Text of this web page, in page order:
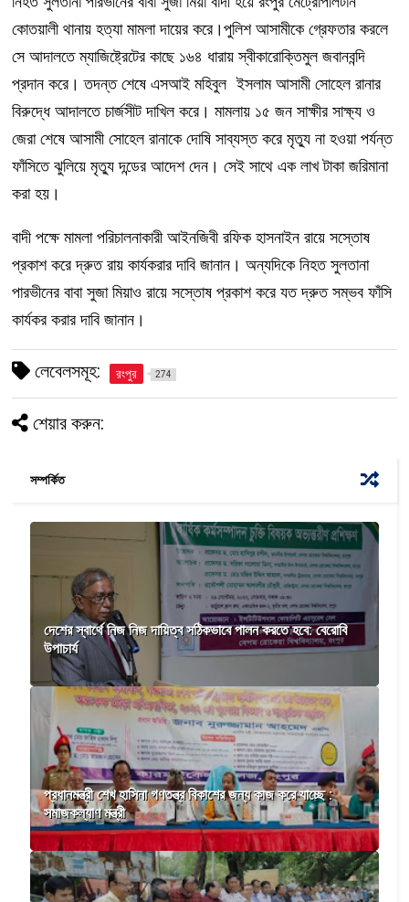
কোতয়ালী থানায় হত্যা মামলা দায়ের করে।পুলিশ আসামীকে গ্রেফতার করলে
সে আদালতে ম্যাজিষ্ট্রেটের কাছে ১৬৪ ধারায় স্বীকারোক্তিমুল জবানবন্দি
প্রদান করে। তদন্ত শেষে এসআই মহিবুল ইসলাম আসামী সোহেল রানার
বিরুদ্ধে আদালতে চার্জসীট দাখিল করে। মামলায় ১৫ জন সাক্ষীর সাক্ষ্য ও
জেরা শেষে আসামী সোহেল রানাকে দোষি সাব্যস্ত করে মৃত্যু না হওয়া পর্যন্ত
ফাঁসিতে ঝুলিয়ে মৃত্যু দন্ডের আদেশ দেন। সেই সাথে এক লাখ টাকা জরিমানা
করা হয়।
বাদী পক্ষে মামলা পরিচালনাকারী আইনজিবী রফিক হাসনাইন রায়ে সস্তোষ
প্রকাশ করে দ্রুত রায় কার্যকরার দাবি জানান। অন্যদিকে নিহত সুলতানা
পারভীনের বাবা সুজা মিয়াও রায়ে সস্তোষ প্রকাশ করে যত দ্রুত সম্ভব ফাঁসি
কার্যকর করার দাবি জানান।
লেবেলসমূহ: রংপুর 274
শেয়ার করুন:
সম্পর্কিত
দেশের স্বার্থে নিজ নিজ দায়িত্ব সঠিকভাবে পালন করতে হবে: বেরোবি
উপাচার্য
প্রধানমন্ত্রী শেখ হাসিনা গণতন্ত্র বিকাশের জন্য কাজ করে যাচ্ছে :
সমাজকল্যাণ মন্ত্রী